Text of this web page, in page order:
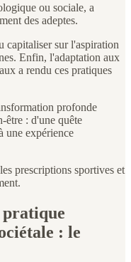
ou sociale, a
des adeptes.
capitaliser sur l'aspiration
Enfin, l'adaptation aux
a rendu ces pratiques
profonde
être : d'une quête
une expérience
prescriptions sportives et
pratique
: le